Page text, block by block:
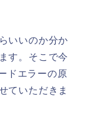
いいのか分か
す。そこで今
ドエラーの原
ていただきま